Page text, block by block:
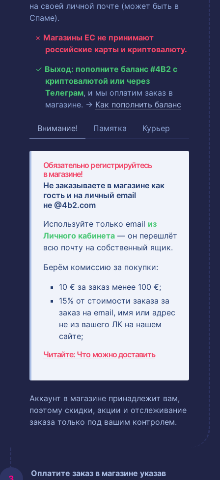
на своей личной почте (может быть в
Спаме).
Магазины ЕС не принимают
российские карты и криптовалюту.
Выход: пополните баланс #4B2 с
криптовалютой или через
Телеграм, и мы оплатим заказ в
магазине. → Как пополнить баланс
Внимание! Памятка Курьер
Обязательно регистрируйтесь
в магазине!
Не заказываете в магазине как
гость и на личный email
не @4b2.com
Используйте только email из
Личного кабинета — он перешлёт
всю почту на собственный ящик.
Берём комиссию за покупки:
10 € за заказ менее 100 €;
15% от стоимости заказа за
заказ на email, имя или адрес
не из вашего ЛК на нашем
сайте;
Читайте: Что можно доставить
Аккаунт в магазине принадлежит вам,
поэтому скидки, акции и отслеживание
заказа только под вашим контролем.
Оплатите заказ в магазине указав